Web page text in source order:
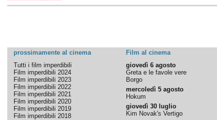
prossimamente al cinema
Film al cinema
Tutti i film imperdibili
Film imperdibili 2024
Film imperdibili 2023
Film imperdibili 2022
Film imperdibili 2021
Film imperdibili 2020
Film imperdibili 2019
Film imperdibili 2018
giovedì 6 agosto
Greta e le favole vere
Borgo
mercoledì 5 agosto
Hokum
giovedì 30 luglio
Kim Novak's Vertigo